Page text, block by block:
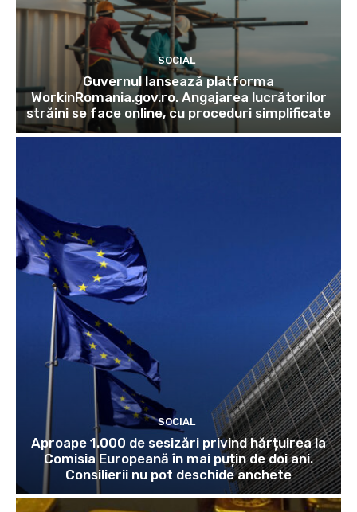
SOCIAL
Guvernul lansează platforma
WorkinRomania.gov.ro. Angajarea lucrătorilor
străini se face online, cu proceduri simplificate
SOCIAL
Aproape 1.000 de sesizări privind hărțuirea la
Comisia Europeană în mai puțin de doi ani.
Consilierii nu pot deschide anchete